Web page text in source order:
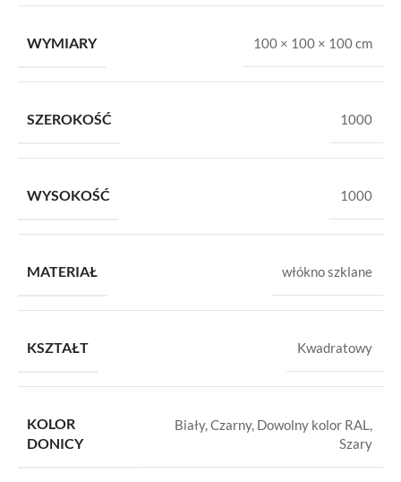
WYMIARY 100 × 100 × 100 cm
SZEROKOŚĆ 1000
WYSOKOŚĆ 1000
MATERIAŁ włókno szklane
KSZTAŁT Kwadratowy
KOLOR
DONICY
Biały,Czarny, Dowolny kolor RAL,
Szary